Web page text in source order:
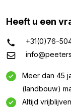
Heeft u een
+31(0)76-
Meer dan 45
(landbouw)
Altijd